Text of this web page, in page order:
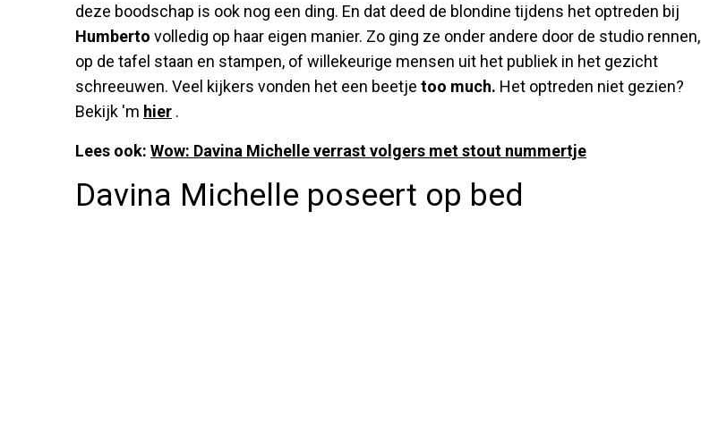
deze boodschap is ook nog een ding. En dat deed de blondine tijdens het optreden bij
Humberto volledig op haar eigen manier. Zo ging ze onder andere door de studio rennen,
op de tafel staan en stampen, of willekeurige mensen uit het publiek in het gezicht
schreeuwen. Veel kijkers vonden het een beetje too much. Het optreden niet gezien?
Bekijk 'm hier .
Lees ook: Wow: Davina Michelle verrast volgers met stout nummertje
Davina Michelle poseert op bed